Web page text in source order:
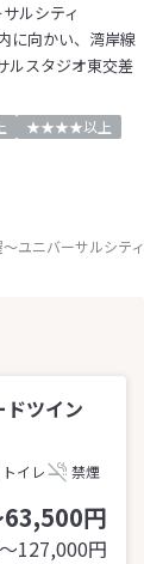
ルシティ
に向かい、湾岸線
ルスタジオ東交差
★★★★以上
～ユニバーサルシティ
ツイン
トイレ 禁煙
円
127,000円